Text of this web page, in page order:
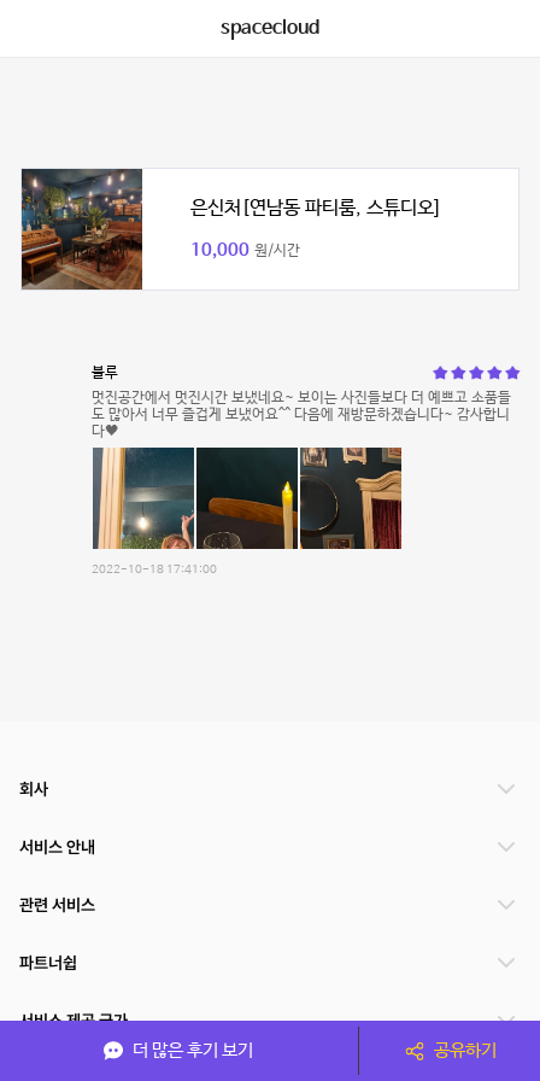
spacecloud
은신처[연남동 파티룸, 스튜디오]
10,000 원/시간
블루
멋진공간에서 멋진시간 보냈네요~ 보이는 사진들보다 더 예쁘고 소품들
도 많아서 너무 즐겁게 보냈어요^^ 다음에 재방문하겠습니다~ 감사합니
다🖤
2022-10-18 17:41:00
더 많은 후기 보기 공유하기
회사
서비스 안내
관련 서비스
파트너쉽
서비스 제공 국가